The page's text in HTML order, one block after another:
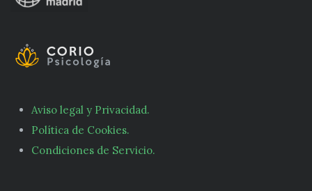
Aviso legal y Privacidad.
Política de Cookies.
Condiciones de Servicio.